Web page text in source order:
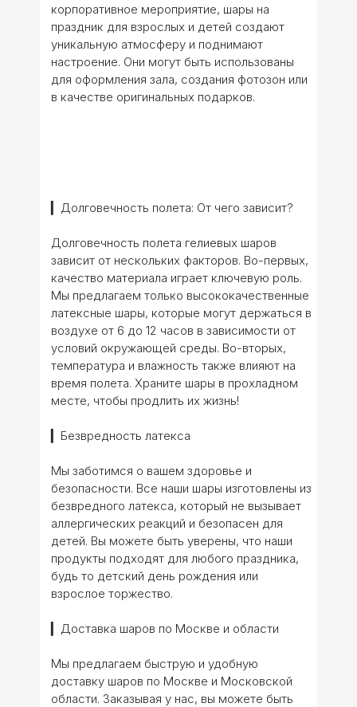
корпоративное мероприятие, шары на
праздник для взрослых и детей создают
уникальную атмосферу и поднимают
настроение. Они могут быть использованы
для оформления зала, создания фотозон или
в качестве оригинальных подарков.
▎Долговечность полета: От чего зависит?
Долговечность полета гелиевых шаров
зависит от нескольких факторов. Во-первых,
качество материала играет ключевую роль.
Мы предлагаем только высококачественные
латексные шары, которые могут держаться в
воздухе от 6 до 12 часов в зависимости от
условий окружающей среды. Во-вторых,
температура и влажность также влияют на
время полета. Храните шары в прохладном
месте, чтобы продлить их жизнь!
▎Безвредность латекса
Мы заботимся о вашем здоровье и
безопасности. Все наши шары изготовлены из
безвредного латекса, который не вызывает
аллергических реакций и безопасен для
детей. Вы можете быть уверены, что наши
продукты подходят для любого праздника,
будь то детский день рождения или
взрослое торжество.
▎Доставка шаров по Москве и области
Мы предлагаем быструю и удобную
доставку шаров по Москве и Московской
области. Заказывая у нас, вы можете быть